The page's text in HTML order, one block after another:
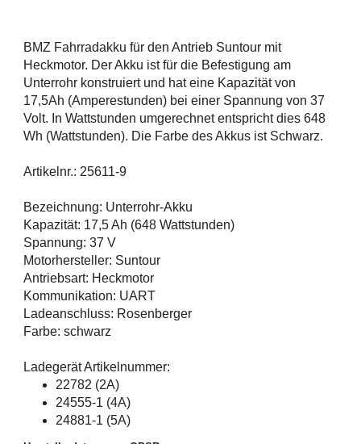
BMZ Fahrradakku für den Antrieb Suntour mit
Heckmotor. Der Akku ist für die Befestigung am
Unterrohr konstruiert und hat eine Kapazität von
17,5Ah (Amperestunden) bei einer Spannung von 37
Volt. In Wattstunden umgerechnet entspricht dies 648
Wh (Wattstunden). Die Farbe des Akkus ist Schwarz.
Artikelnr.: 25611-9
Bezeichnung: Unterrohr-Akku
Kapazität: 17,5 Ah (648 Wattstunden)
Spannung: 37 V
Motorhersteller: Suntour
Antriebsart: Heckmotor
Kommunikation: UART
Ladeanschluss: Rosenberger
Farbe: schwarz
Ladegerät Artikelnummer:
22782 (2A)
24555-1 (4A)
24881-1 (5A)